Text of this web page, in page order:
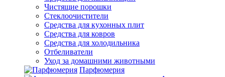
Чистящие порошки
Стеклоочистители
Средства для кухонных плит
Средства для ковров
Средства для холодильника
Отбеливатели
Уход за домашними животными
Парфюмерия